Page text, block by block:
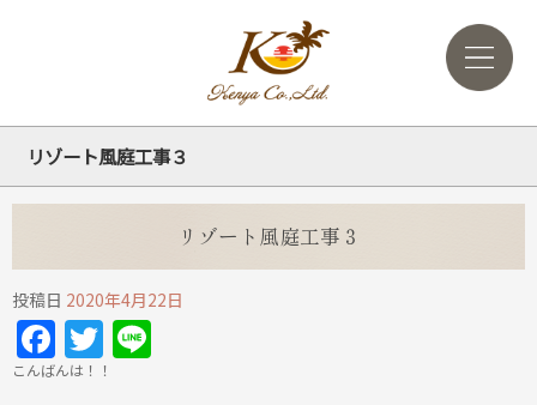
リゾート風庭工事３
リゾート風庭工事３
投稿日 2020年4月22日
Facebook
Twitter
こんばんは！！